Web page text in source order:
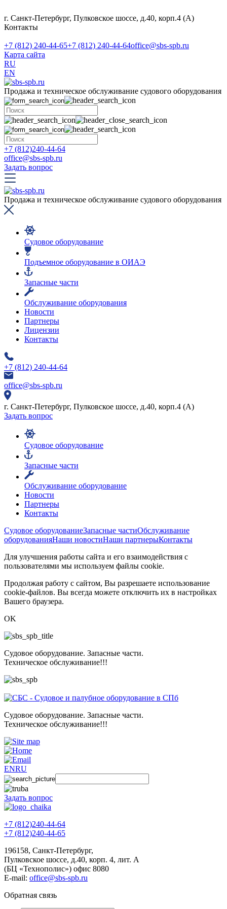
г. Санкт-Петербург, Пулковское шоссе, д.40, корп.4 (А)
Контакты
+7 (812) 240-44-65+7 (812) 240-44-64office@sbs-spb.ru
Карта сайта
RU
EN
Продажа и техническое обслуживание судового оборудования
+7 (812)240-44-64
office@sbs-spb.ru
Задать вопрос
Продажа и техническое обслуживание судового оборудования
Судовое оборудование
Подъемное оборудование в ОИАЭ
Запасные части
Обслуживание оборудования
Новости
Партнеры
Лицензии
Контакты
+7 (812) 240-44-64
office@sbs-spb.ru
г. Санкт-Петербург, Пулковское шоссе, д.40, корп.4 (А)
Задать вопрос
Судовое оборудование
Запасные части
Обслуживание оборудование
Новости
Партнеры
Контакты
Судовое оборудованиеЗапасные частиОбслуживание
оборудованияНаши новостиНаши партнерыКонтакты
Для улучшения работы сайта и его взаимодействия с
пользователями мы используем файлы cookie.
Продолжая работу с сайтом, Вы разрешаете использование
cookie-файлов. Вы всегда можете отключить их в настройках
Вашего браузера.
OK
Судовое оборудование. Запасные части.
Техническое обслуживание!!!
Судовое оборудование. Запасные части.
Техническое обслуживание!!!
ENRU
Задать вопрос
+7 (812)240-44-64
+7 (812)240-44-65
196158, Санкт-Петербург,
Пулковское шоссе, д.40, корп. 4, лит. А
(БЦ «Технополис») офис 8080
E-mail: office@sbs-spb.ru
Обратная связь